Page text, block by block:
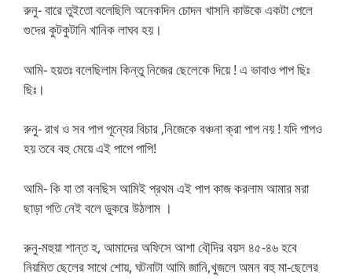
রুনু- বারে তুইতো বলেছিলি অনেকদিন চোদন খাসনি কাউকে একটা পেলে
গুদের কুটকুটানি খানিক লাঘব হয়।
আমি- হয়তঃ বলেছিলাম কিন্তু নিজের ছেলেকে দিয়ে ! এ ভাবাও পাপ ছিঃ
ছিঃ।
রুনু- রাখ ও সব পাপ পূন্যের বিচার ,নিজেকে বঞ্চনা ক্রা পাপ নয় ! যদি পাপও
হয় তবে বহু মেয়ে এই পাপে পাপি!
আমি- কি যা তা বলছিস আমিই প্রথম এই পাপ কাজ করলাম আমার মরা
ছাড়া গতি নেই বলে ডুকরে উঠলাম ।
রুনু-মহুয়া শান্ত হ, আমাদের অফিসে আশা বৌ্দির বয়স ৪৫-৪৬ হবে
নিয়মিত ছেলের সাথে শোয়, ঘটনাটা আমি জানি,খুজলে অমন বহু মা-ছেলের